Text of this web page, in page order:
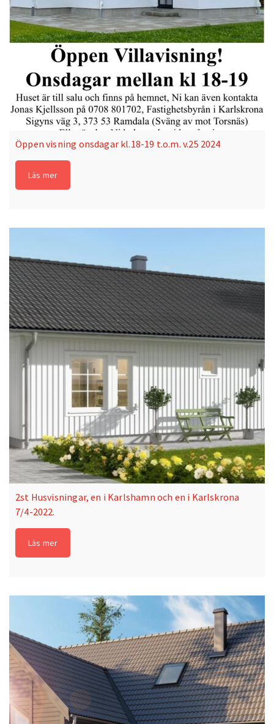
Öppen visning onsdagar kl.18-19 t.o.m. v.25 2024
Läs mer
2st Husvisningar, en i Karlshamn och en i Karlskrona
7/4-2022.
Läs mer